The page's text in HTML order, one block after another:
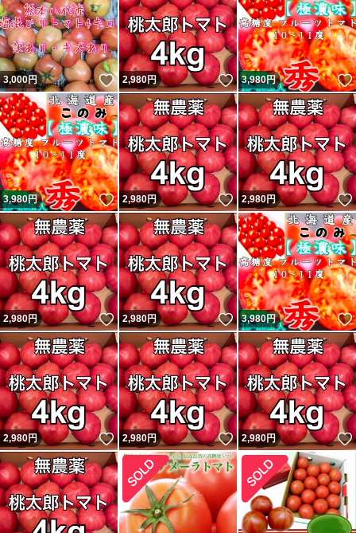
3,000円 いいね！
2,980円 いいね！
3,980円
3,980円 いいね！
2,980円 いいね！
2,980円
2,980円 いいね！
2,980円 いいね！
3,980円
2,980円 いいね！
2,980円 いいね！
2,980円